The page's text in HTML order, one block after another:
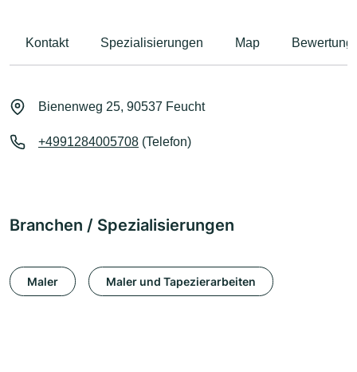
Kontakt Spezialisierungen Map
Bienenweg 25, 90537 Feucht
+4991284005708 (Telefon)
Branchen / Spezialisierungen
Maler Maler und Tapezierarbeiten